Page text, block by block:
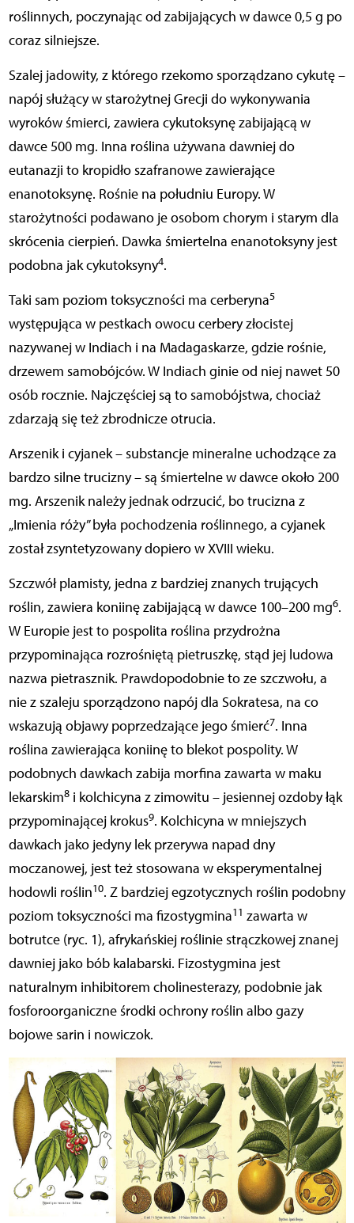
roślinnych, poczynając od zabijających w dawce 0,5 g po
coraz silniejsze.
Szalej jadowity, z którego rzekomo sporządzano cykutę –
napój służący w starożytnej Grecji do wykonywania
wyroków śmierci, zawiera cykutoksynę zabijającą w
dawce 500 mg. Inna roślina używana dawniej do
eutanazji to kropidło szafranowe zawierające
enanotoksynę. Rośnie na południu Europy. W
starożytności podawano je osobom chorym i starym dla
skrócenia cierpień. Dawka śmiertelna enanotoksyny jest
podobna jak cykutoksyny4.
Taki sam poziom toksyczności ma cerberyna5
występująca w pestkach owocu cerbery złocistej
nazywanej w Indiach i na Madagaskarze, gdzie rośnie,
drzewem samobójców. W Indiach ginie od niej nawet 50
osób rocznie. Najczęściej są to samobójstwa, chociaż
zdarzają się też zbrodnicze otrucia.
Arszenik i cyjanek – substancje mineralne uchodzące za
bardzo silne trucizny – są śmiertelne w dawce około 200
mg. Arszenik należy jednak odrzucić, bo trucizna z
„Imienia róży” była pochodzenia roślinnego, a cyjanek
został zsyntetyzowany dopiero w XVIII wieku.
Szczwół plamisty, jedna z bardziej znanych trujących
roślin, zawiera koniinę zabijającą w dawce 100–200 mg6.
W Europie jest to pospolita roślina przydrożna
przypominająca rozrośniętą pietruszkę, stąd jej ludowa
nazwa pietrasznik. Prawdopodobnie to ze szczwołu, a
nie z szaleju sporządzono napój dla Sokratesa, na co
wskazują objawy poprzedzające jego śmierć7. Inna
roślina zawierająca koniinę to blekot pospolity. W
podobnych dawkach zabija morfina zawarta w maku
lekarskim8i kolchicyna z zimowitu – jesiennej ozdoby łąk
przypominającej krokus9. Kolchicyna w mniejszych
dawkach jako jedyny lek przerywa napad dny
moczanowej, jest też stosowana w eksperymentalnej
hodowli roślin10. Z bardziej egzotycznych roślin podobny
poziom toksyczności ma fizostygmina11 zawarta w
botrutce (ryc. 1), afrykańskiej roślinie strączkowej znanej
dawniej jako bób kalabarski. Fizostygmina jest
naturalnym inhibitorem cholinesterazy, podobnie jak
fosforoorganiczne środki ochrony roślin albo gazy
bojowe sarin i nowiczok.